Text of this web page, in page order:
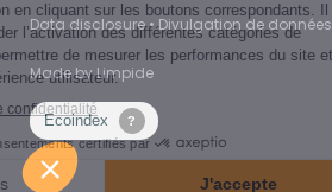
Data disclosure • Divulgation de données
Made byLimpide